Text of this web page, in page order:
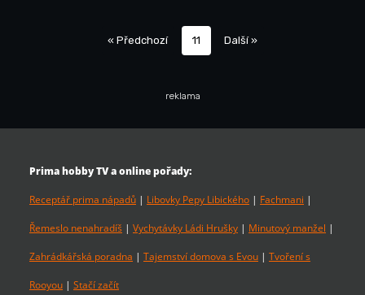
« Předchozí 11 Další »
reklama
Prima hobby TV a online pořady:
Receptář prima nápadů | Libovky Pepy Libického | Fachmani |
Řemeslo nenahradíš | Vychytávky Ládi Hrušky | Minutový manžel |
Zahrádkářská poradna | Tajemství domova s Evou | Tvoření s
Rooyou | Stačí začít